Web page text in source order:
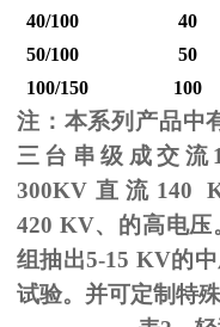
40/100
40
50/100
50
100/150
100
注：本系列产品中
三台串级成交流
300KV 直流 140
420 KV、的高电压
组抽出5-15 KV的
试验。并可定制特